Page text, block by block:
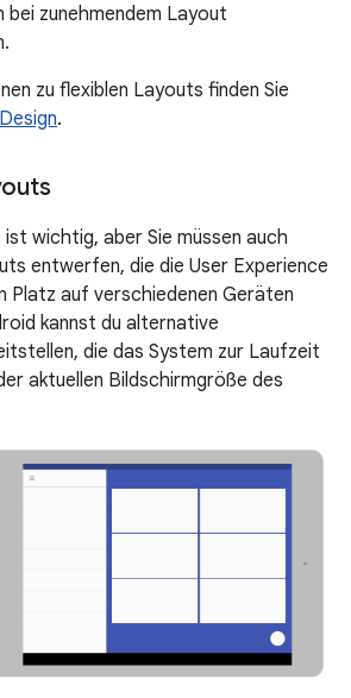
bei zunehmendem Layout
zu flexiblen Layouts finden Sie
.
wichtig, aber Sie müssen auch
entwerfen, die die User Experience
Platz auf verschiedenen Geräten
kannst du alternative
die das System zur Laufzeit
aktuellen Bildschirmgröße des